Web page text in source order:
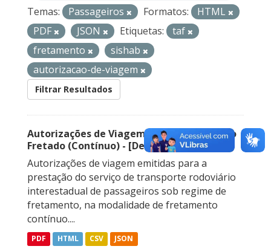
Temas:
Passageiros Formatos:
HTML
PDF
JSON Etiquetas:
taf
fretamento
sishab
autorizacao-de-viagem
Filtrar Resultados
Autorizações de Viagem Nacional – Serviço
Fretado (Contínuo) - [Descontinuado]
Autorizações de viagem emitidas para a
prestação do serviço de transporte rodoviário
interestadual de passageiros sob regime de
fretamento, na modalidade de fretamento
contínuo....
PDF HTML CSV JSON